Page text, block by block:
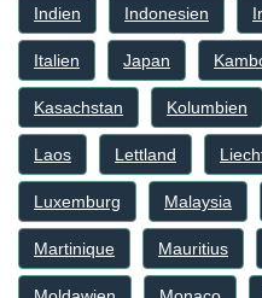
Indien Indonesien
Italien Japan
Kasachstan Kolumbien
Laos Lettland
Luxemburg Malaysia
Martinique Mauritius